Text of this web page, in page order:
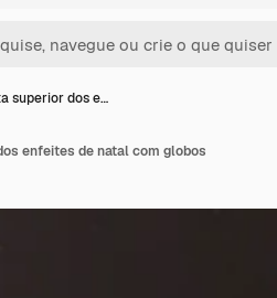
superior dos e…
enfeites de natal com globos